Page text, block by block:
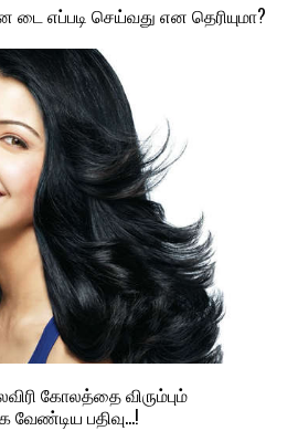
எப்படி செய்வது என தெரியுமா?
கோலத்தை விரும்பும்
பதிவு…!